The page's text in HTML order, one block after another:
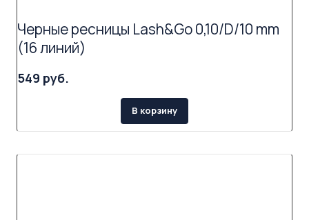
Черные ресницы Lash&Go 0,10/D/10 mm
(16 линий)
549 руб.
В корзину